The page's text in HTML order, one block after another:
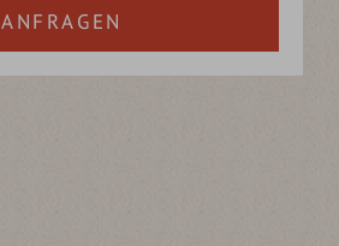
ANFRAGEN